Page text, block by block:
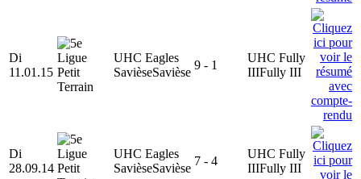
Di
11.01.15
UHC Eagles
SavièseSavièse
9 - 1
UHC Fully
IIIFully III
Di
28.09.14
UHC Eagles
SavièseSavièse
7 - 4
UHC Fully
IIIFully III